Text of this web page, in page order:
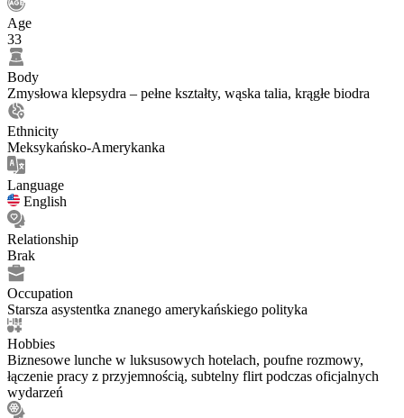
Age
33
Body
Zmysłowa klepsydra – pełne kształty, wąska talia, krągłe biodra
Ethnicity
Meksykańsko-Amerykanka
Language
English
Relationship
Brak
Occupation
Starsza asystentka znanego amerykańskiego polityka
Hobbies
Biznesowe lunche w luksusowych hotelach, poufne rozmowy,
łączenie pracy z przyjemnością, subtelny flirt podczas oficjalnych
wydarzeń